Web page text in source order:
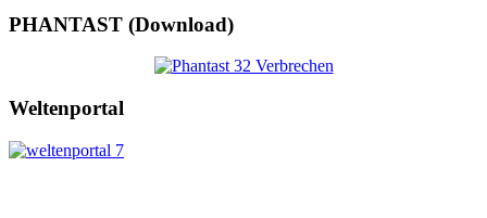
PHANTAST (Download)
Weltenportal